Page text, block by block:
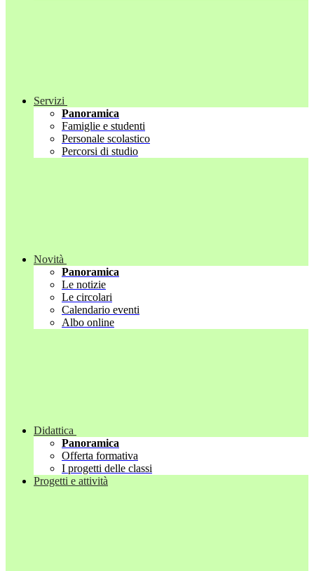
Servizi
Panoramica
Famiglie e studenti
Personale scolastico
Percorsi di studio
Novità
Panoramica
Le notizie
Le circolari
Calendario eventi
Albo online
Didattica
Panoramica
Offerta formativa
I progetti delle classi
Progetti e attività